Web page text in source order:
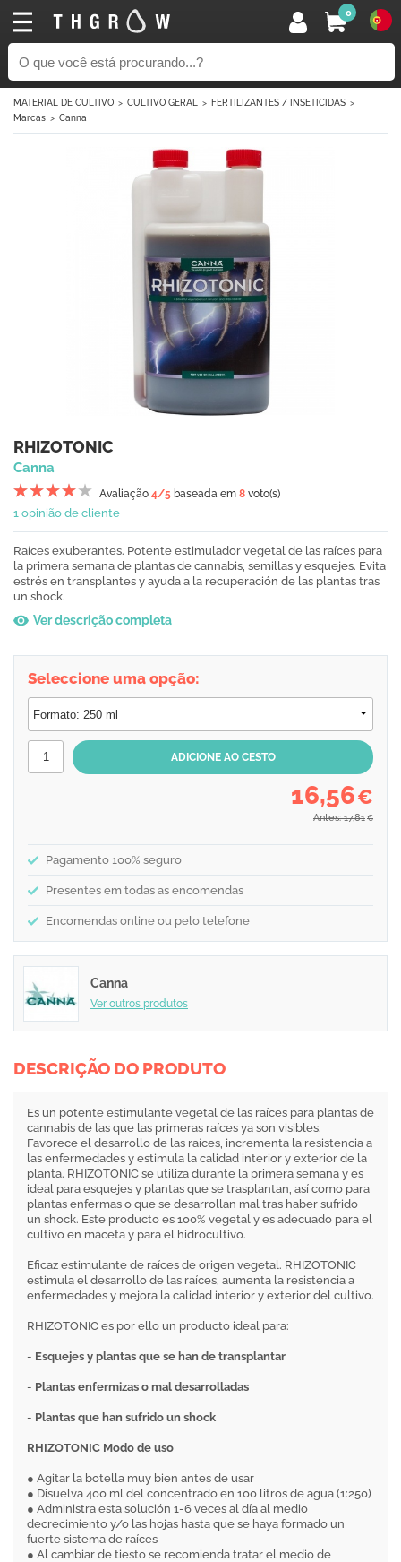
0
MATERIAL DE CULTIVO CULTIVO GERAL
FERTILIZANTES / INSETICIDAS
Marcas
Canna
RHIZOTONIC
Canna
Avaliação 4/5 baseada em 8 voto(s)
1 opinião de cliente
Raíces exuberantes. Potente estimulador vegetal de las raíces para
la primera semana de plantas de cannabis, semillas y esquejes. Evita
estrés en transplantes y ayuda a la recuperación de las plantas tras
un shock.
Ver descrição completa
Seleccione uma opção:
16,56€
Antes: 17,81 €
Pagamento 100% seguro
Presentes em todas as encomendas
Encomendas online ou pelo telefone
Canna
Ver outros produtos
DESCRIÇÃO DO PRODUTO
Es un potente estimulante vegetal de las raíces para plantas de
cannabis de las que las primeras raíces ya son visibles.
Favorece el desarrollo de las raíces, incrementa la resistencia a
las enfermedades y estimula la calidad interior y exterior de la
planta. RHIZOTONIC se utiliza durante la primera semana y es
ideal para esquejes y plantas que se trasplantan, así como para
plantas enfermas o que se desarrollan mal tras haber sufrido
un shock. Este producto es 100% vegetal y es adecuado para el
cultivo en maceta y para el hidrocultivo.
Eficaz estimulante de raíces de origen vegetal. RHIZOTONIC
estimula el desarrollo de las raíces, aumenta la resistencia a
enfermedades y mejora la calidad interior y exterior del cultivo.
RHIZOTONIC es por ello un producto ideal para:
- Esquejes y plantas que se han de transplantar
- Plantas enfermizas o mal desarrolladas
- Plantas que han sufrido un shock
RHIZOTONIC Modo de uso
● Agitar la botella muy bien antes de usar
● Disuelva 400 ml del concentrado en 100 litros de agua (1:250)
● Administra esta solución 1-6 veces al día al medio
decrecimiento y/o las hojas hasta que se haya formado un
fuerte sistema de raíces
● Al cambiar de tiesto se recomienda tratar el medio de